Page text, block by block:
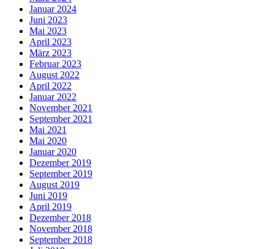
Januar 2024
Juni 2023
Mai 2023
April 2023
März 2023
Februar 2023
August 2022
April 2022
Januar 2022
November 2021
September 2021
Mai 2021
Mai 2020
Januar 2020
Dezember 2019
September 2019
August 2019
Juni 2019
April 2019
Dezember 2018
November 2018
September 2018